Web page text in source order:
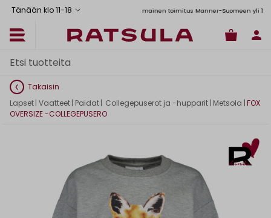
Tänään klo 11-18
Toimituskulut alk. 6,90€Ilmainen toimitus Manner-Suomeen yli 120
Takaisin
Lapset| Vaatteet| Paidat | Collegepuserot ja -hupparit | Metsola |FOX
OVERSIZE -COLLEGEPUSERO